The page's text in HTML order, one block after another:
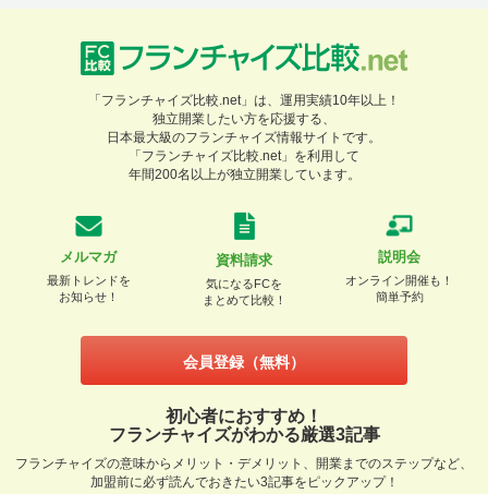
「フランチャイズ比較.net」は、運用実績10年以上！
独立開業したい方を応援する、
日本最大級のフランチャイズ情報サイトです。
「フランチャイズ比較.net」を利用して
年間200名以上が独立開業しています。
メルマガ
最新トレンドを
お知らせ！
資料請求
気になるFCを
まとめて比較！
説明会
オンライン開催も！
簡単予約
会員登録（無料）
初心者におすすめ！
フランチャイズがわかる厳選3記事
フランチャイズの意味からメリット・デメリット、開業までのステップなど、
加盟前に必ず読んでおきたい3記事をピックアップ！